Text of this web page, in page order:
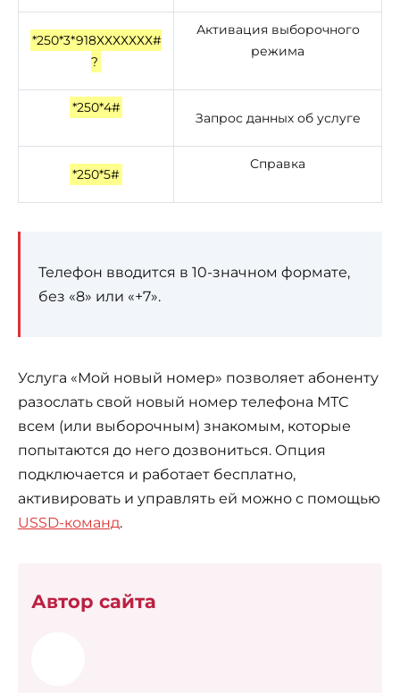
*250*3*918ХХХХХХХ#
?
Активация выборочного
режима
*250*4#
Запрос данных об услуге
*250*5#
Справка
Телефон вводится в 10-значном формате,
без «8» или «+7».
Услуга «Мой новый номер» позволяет абоненту
разослать свой новый номер телефона МТС
всем (или выборочным) знакомым, которые
попытаются до него дозвониться. Опция
подключается и работает бесплатно,
активировать и управлять ей можно с помощью
USSD-команд.
Автор сайта